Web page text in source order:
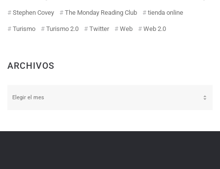
Stephen Covey The Monday Reading Club tienda online
Turismo Turismo 2.0 Twitter Web Web 2.0
ARCHIVOS